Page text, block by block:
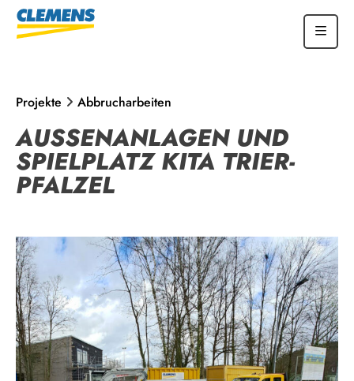
Projekte Abbrucharbeiten
AUSSENANLAGEN UND S
PIELPLATZ KITA TRIER-P
FALZEL